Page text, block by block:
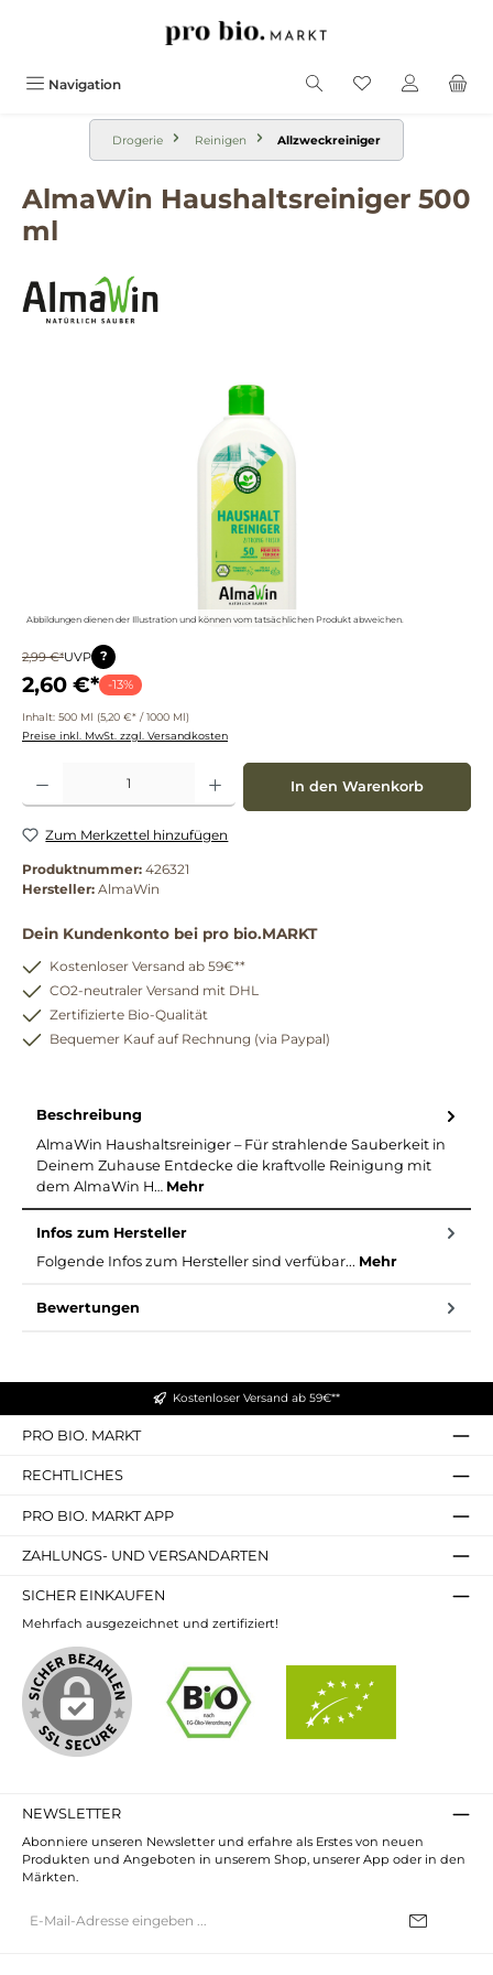
Navigation
Drogerie Reinigen Allzweckreiniger
AlmaWin Haushaltsreiniger 500
ml
Abbildungen dienen der Illustration und können vom tatsächlichen Produkt abweichen.
2,99 €*UVP ?
2,60 €* -13%
Inhalt: 500 Ml (5,20 €* / 1000 Ml)
Preise inkl. MwSt. zzgl. Versandkosten
Produkt Anzahl: Gib den gewünschten Wert ein oder benutze die Schaltflächen um
In den Warenkorb
Zum Merkzettel hinzufügen
Produktnummer: 426321
Hersteller: AlmaWin
Dein Kundenkonto bei pro bio.MARKT
Kostenloser Versand ab 59€**
CO2-neutraler Versand mit DHL
Zertifizierte Bio-Qualität
Bequemer Kauf auf Rechnung (via Paypal)
Beschreibung
AlmaWin Haushaltsreiniger – Für strahlende Sauberkeit in
Deinem Zuhause Entdecke die kraftvolle Reinigung mit
dem AlmaWin H… Mehr
Infos zum Hersteller
Folgende Infos zum Hersteller sind verfübar... Mehr
Bewertungen
Kostenloser Versand ab 59€**
PRO BIO. MARKT
RECHTLICHES
PRO BIO. MARKT APP
ZAHLUNGS- UND VERSANDARTEN
SICHER EINKAUFEN
Mehrfach ausgezeichnet und zertifiziert!
NEWSLETTER
Abonniere unseren Newsletter und erfahre als Erstes von neuen
Produkten und Angeboten in unserem Shop, unserer App oder in den
Märkten.
Mail-